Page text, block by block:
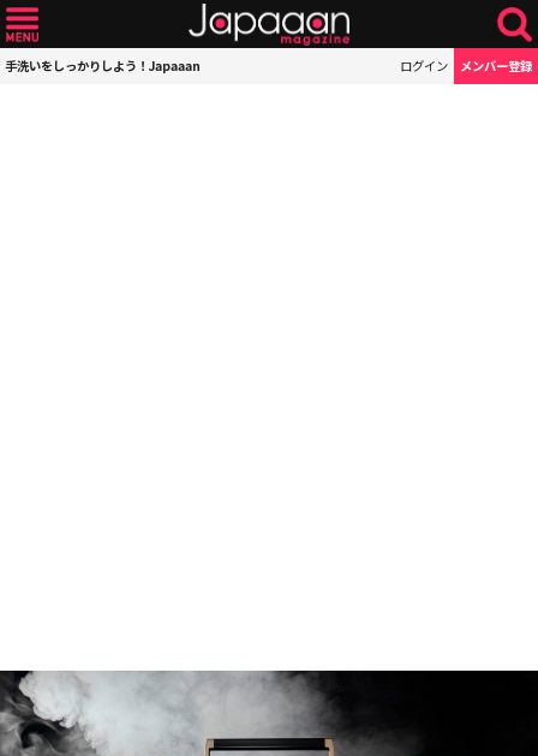
手洗いをしっかりしよう！Japaaan ログイン メンバー登録